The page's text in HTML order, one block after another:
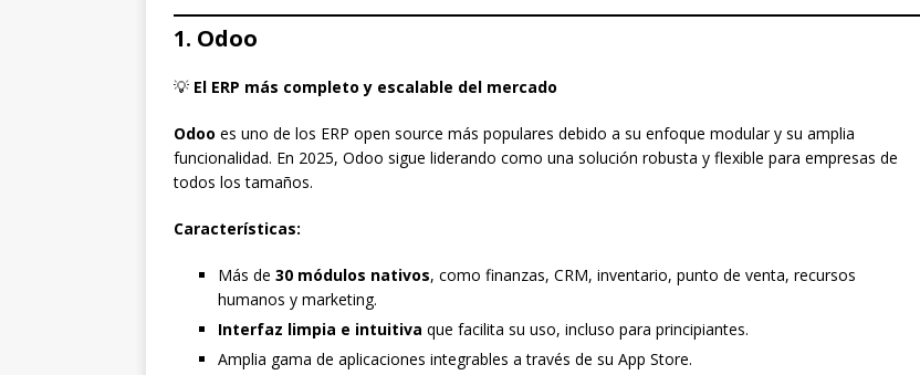
1. Odoo
💡 El ERP más completo y escalable del mercado
Odoo es uno de los ERP open source más populares debido a su enfoque modular y su amplia
funcionalidad. En 2025, Odoo sigue liderando como una solución robusta y flexible para empresas de
todos los tamaños.
Características:
Más de 30 módulos nativos, como finanzas, CRM, inventario, punto de venta, recursos
humanos y marketing.
Interfaz limpia e intuitiva que facilita su uso, incluso para principiantes.
Amplia gama de aplicaciones integrables a través de su App Store.